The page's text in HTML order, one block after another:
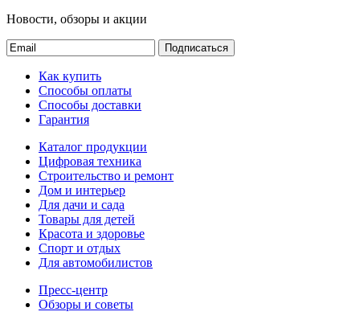
Новости, обзоры и акции
Подписаться
Как купить
Способы оплаты
Способы доставки
Гарантия
Каталог продукции
Цифровая техника
Строительство и ремонт
Дом и интерьер
Для дачи и сада
Товары для детей
Красота и здоровье
Спорт и отдых
Для автомобилистов
Пресс-центр
Обзоры и советы